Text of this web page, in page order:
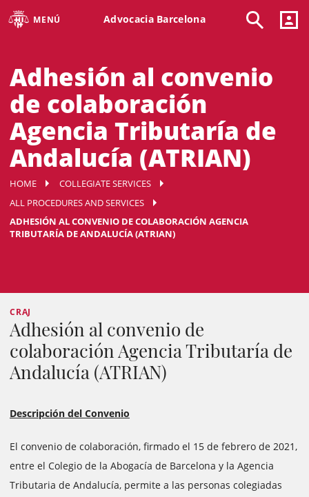
MENÚ Advocacia Barcelona
Adhesión al convenio
de colaboración
Agencia Tributaría de
Andalucía (ATRIAN)
HOME
COLLEGIATE SERVICES
ALL PROCEDURES AND SERVICES
ADHESIÓN AL CONVENIO DE COLABORACIÓN AGENCIA
TRIBUTARÍA DE ANDALUCÍA (ATRIAN)
CRAJ
Adhesión al convenio de
colaboración Agencia Tributaría de
Andalucía (ATRIAN)
Descripción del Convenio
El convenio de colaboración, firmado el 15 de febrero de 2021,
entre el Colegio de la Abogacía de Barcelona y la Agencia
Tributaria de Andalucía, permite a las personas colegiadas